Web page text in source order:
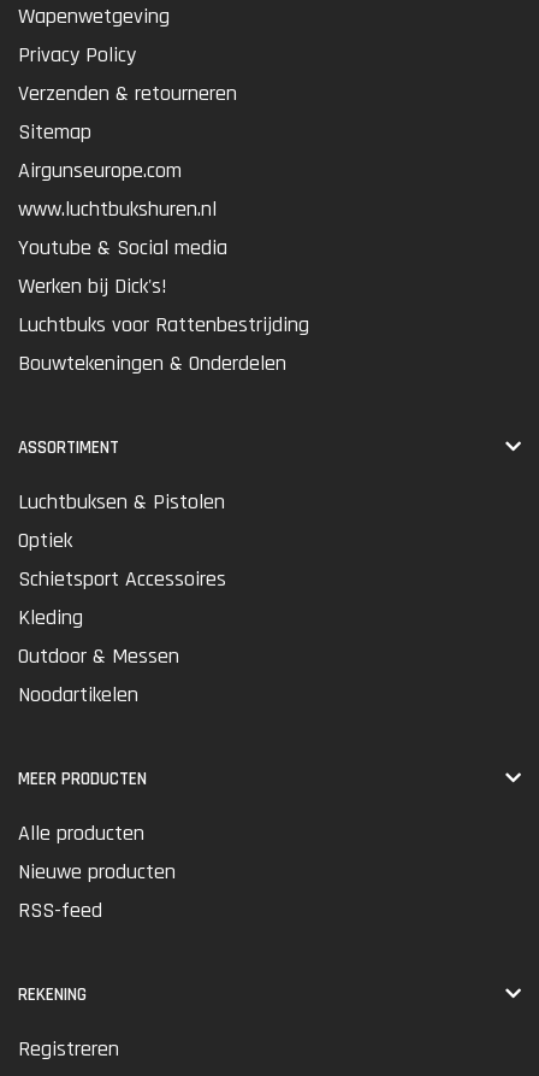
Wapenwetgeving
Privacy Policy
Verzenden & retourneren
Sitemap
Airgunseurope.com
www.luchtbukshuren.nl
Youtube & Social media
Werken bij Dick's!
Luchtbuks voor Rattenbestrijding
Bouwtekeningen & Onderdelen
ASSORTIMENT
Luchtbuksen & Pistolen
Optiek
Schietsport Accessoires
Kleding
Outdoor & Messen
Noodartikelen
MEER PRODUCTEN
Alle producten
Nieuwe producten
RSS-feed
REKENING
Registreren